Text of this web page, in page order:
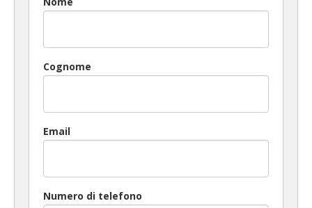
Cognome
Email
Numero di telefono